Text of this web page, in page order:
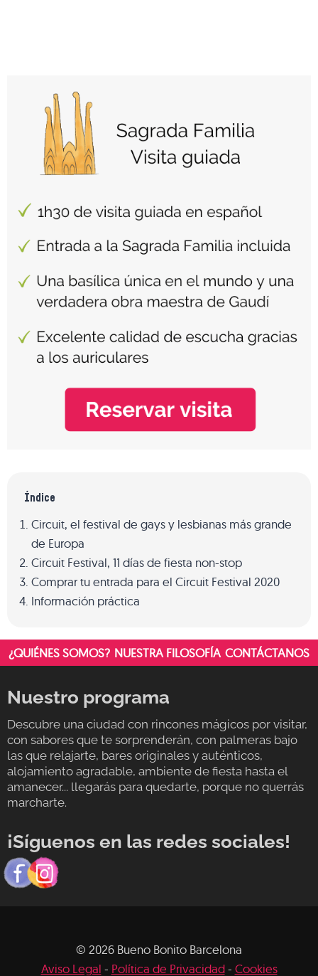
Índice
Circuit, el festival de gays y lesbianas más grande
de Europa
Circuit Festival, 11 días de fiesta non-stop
Comprar tu entrada para el Circuit Festival 2020
Información práctica
¿QUIÉNES SOMOS? NUESTRA FILOSOFÍA CONTÁCTANOS
Nuestro programa
Descubre una ciudad con rincones mágicos por visitar,
con sabores que te sorprenderán, con palmeras bajo
las que relajarte, bares originales y auténticos,
alojamiento agradable, ambiente de fiesta hasta el
amanecer... llegarás para quedarte, porque no querrás
marcharte.
¡Síguenos en las redes sociales!
© 2026 Bueno Bonito Barcelona
Aviso Legal - Política de Privacidad- Cookies